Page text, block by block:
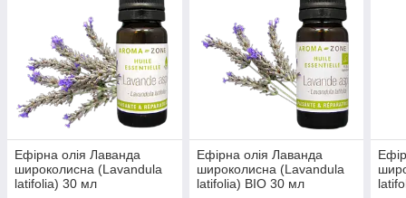
Ефірна олія Лаванда
широколисна (Lavandula
latifolia) 30 мл
Ефірна олія Лаванда
широколисна (Lavandula
latifolia) BIO 30 мл